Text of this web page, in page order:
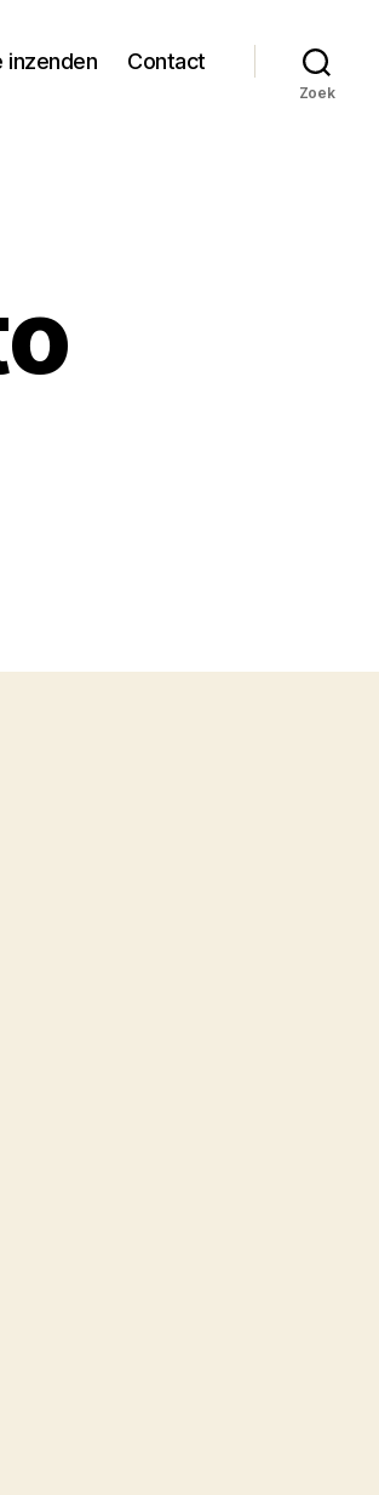
inzenden Contact
Zoek